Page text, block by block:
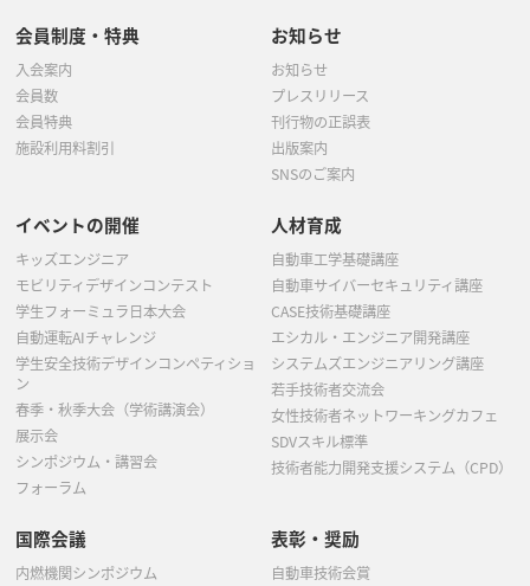
会員制度・特典
入会案内
会員数
会員特典
施設利用料割引
お知らせ
お知らせ
プレスリリース
刊行物の正誤表
出版案内
SNSのご案内
イベントの開催
キッズエンジニア
モビリティデザインコンテスト
学生フォーミュラ日本大会
自動運転AIチャレンジ
学生安全技術デザインコンペティショ
ン
春季・秋季大会（学術講演会）
展示会
シンポジウム・講習会
フォーラム
人材育成
自動車工学基礎講座
自動車サイバーセキュリティ講座
CASE技術基礎講座
エシカル・エンジニア開発講座
システムズエンジニアリング講座
若手技術者交流会
女性技術者ネットワーキングカフェ
SDVスキル標準
技術者能力開発支援システム（CPD）
国際会議
内燃機関シンポジウム
表彰・奨励
自動車技術会賞